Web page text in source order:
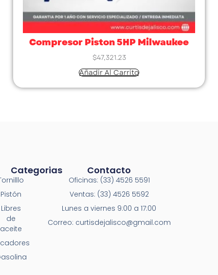
Compresor Piston 5HP Milwaukee
$47,321.23
Añadir Al Carrito
Categorias
Pistón
Libres
de
aceite
Contacto
Oficinas: (33) 4526 5591
Ventas: (33) 4526 5592
Lunes a viernes 9:00 a 17:00
Correo: curtisdejalisco@gmail.com